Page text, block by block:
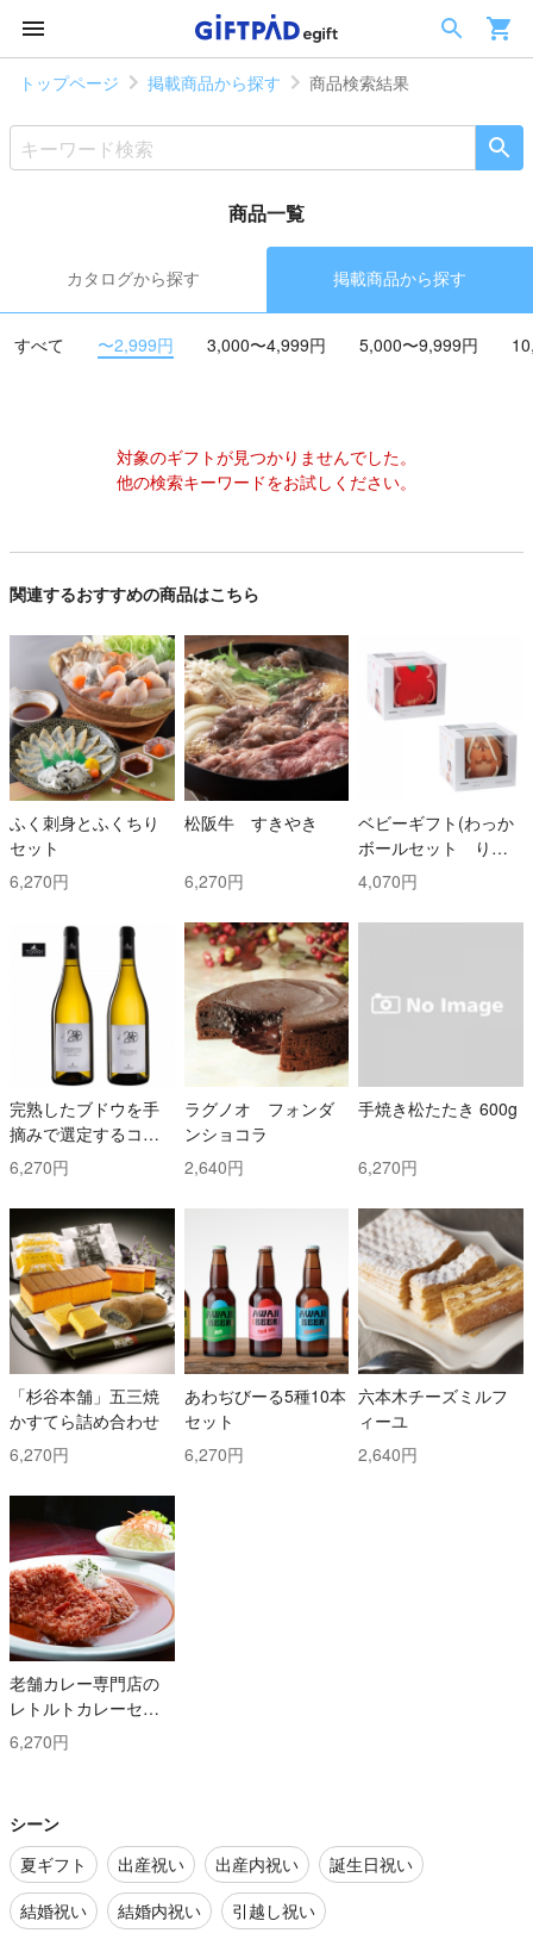
トップページ 掲載商品から探す 商品検索結果
商品一覧
カタログから探す 掲載商品から探す
すべて 〜2,999円 3,000〜4,999円 5,000〜9,999円
対象のギフトが見つかりませんでした。
他の検索キーワードをお試しください。
関連するおすすめの商品はこちら
ふく刺身とふくちり
セット
6,270円
松阪牛 すきやき
6,270円
ベビーギフト(わっか
ボールセット りん
ご・しまりす)
4,070円
完熟したブドウを手
摘みで選定するコス
トと時間を掛けた白
ワイン2本セット！ ト
ッリ社/トレッビアー
ノ・ダブルッツォ 42
0 & コッリ・アプルテ
ィーニ 420 ぺコリー
ノ
6,270円
ラグノオ フォンダ
ンショコラ
2,640円
手焼き松たたき 600g
6,270円
「杉谷本舗」五三焼
かすてら詰め合わせ
6,270円
あわぢびーる5種10本
セット
6,270円
六本木チーズミルフ
ィーユ
2,640円
老舗カレー専門店の
レトルトカレーセッ
ト
6,270円
シーン
夏ギフト
出産祝い 出産内祝い
誕生日祝い
結婚祝い
結婚内祝い 引越し祝い